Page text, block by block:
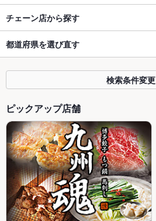
チェーン店から探す
都道府県を選び直す
検索条件変更
ピックアップ店舗